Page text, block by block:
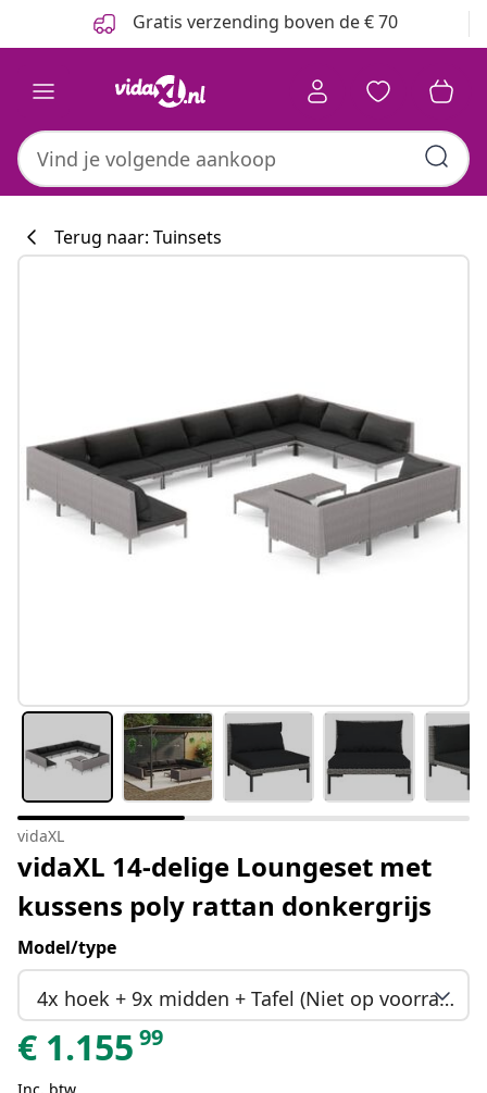
Gratis verzending boven de € 70
Terug naar: Tuinsets
vidaXL
vidaXL 14-delige Loungeset met
kussens poly rattan donkergrijs
Model/type
4x hoek + 9x midden + Tafel (Niet op voorraad)
€ 1.155 99